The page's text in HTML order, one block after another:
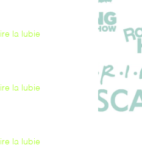
lire la lubie
lire la lubie
lire la lubie